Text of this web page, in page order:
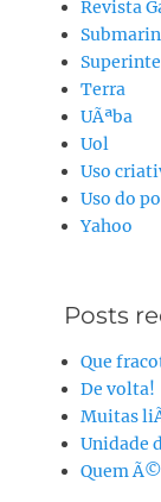
Revista
Terra
UÃªba
Uol
Uso
Uso do
Yahoo
Posts
Que
De volta!
Muitas
Unidade
Quem